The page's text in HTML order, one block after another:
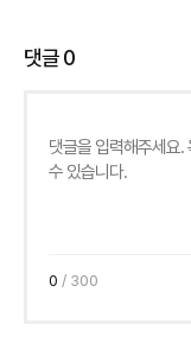
댓글0
0 / 300